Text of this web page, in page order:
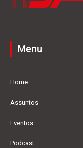
Menu
Home
Assuntos
Eventos
Podcast